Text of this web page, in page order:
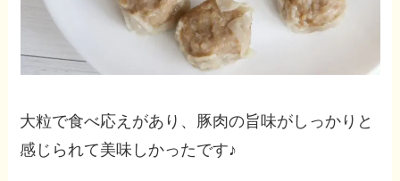
大粒で食べ応えがあり、豚肉の旨味がしっかりと
感じられて美味しかったです♪